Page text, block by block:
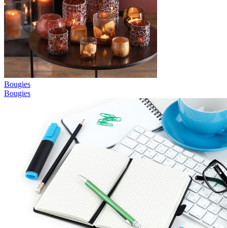
Bougies
Bougies